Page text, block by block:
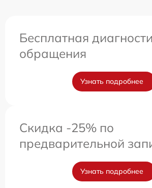
Бесплатная
обращения
Узнать подробнее
Скидка -25% по
предварительной
Узнать подробнее